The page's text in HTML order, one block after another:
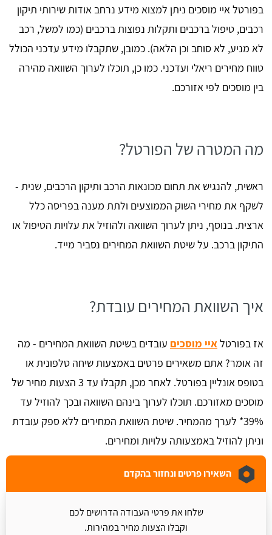
בפורטל איי מוסכים ניתן למצוא מידע נרחב אודות שירותי תיקון
רכבים, טיפול ברכבים ותקלות נפוצות ברכבים (כמו למשל, רכב
לא מניע, לא סוחב וכן הלאה). כמובן, שתקבלו מידע עדכני הכולל
טווח מחירים ריאלי ועדכני. כמו כן, תוכלו לערוך השוואה מהירה
בין מוסכים לפי אזורכם.
מה המטרה של הפורטל?
ראשית, להנגיש את תחום מכונאות הרכב ותיקון הרכבים, שנית -
לשקף את מחירי השוק הממוצעים ולתת מענה בפריסה כלל
ארצית. בנוסף, ניתן לערוך השוואה ולהוזיל את עלויות הטיפול או
התיקון ברכב. על שיטת השוואת המחירים נסביר מייד.
איך השוואת המחירים עובדת?
אז בפורטלאיי מוסכים עובדים בשיטת השוואת המחירים - מה
זה אומר? אתם משאירים פרטים באמצעות שיחה טלפונית או
בטופס אונליין בפורטל. לאחר מכן, תקבלו עד 3 הצעות מחיר של
מוסכים מאזורכם. תוכלו לערוך בינהם השוואה ובכך להוזיל עד
39%* לערך מהמחיר. שיטת השוואת המחירים ללא ספק עובדת
וניתן להוזיל באמצעותה עלויות ומחירים.
השאירו פרטים ונחזור בהקדם
שלחו את פרטי העבודה הדרושים לכם
וקבלו הצעות מחיר במהירות.